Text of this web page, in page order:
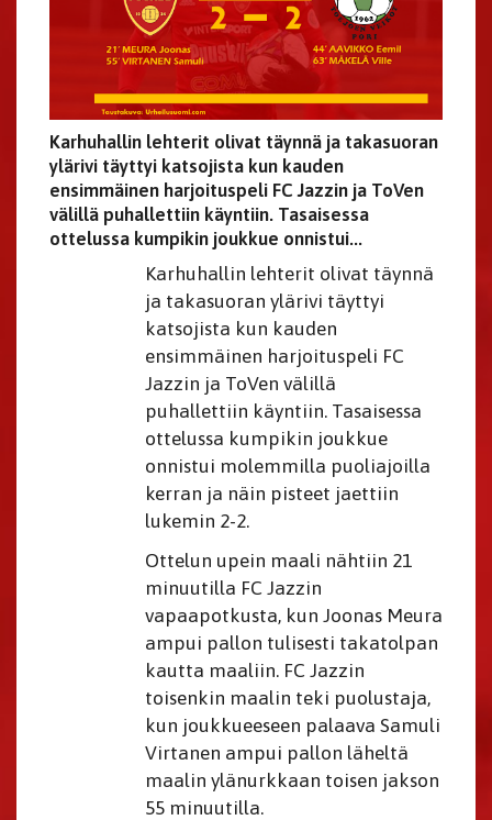
Karhuhallin lehterit olivat täynnä ja takasuoran
ylärivi täyttyi katsojista kun kauden
ensimmäinen harjoituspeli FC Jazzin ja ToVen
välillä puhallettiin käyntiin. Tasaisessa
ottelussa kumpikin joukkue onnistui...
Karhuhallin lehterit olivat täynnä
ja takasuoran ylärivi täyttyi
katsojista kun kauden
ensimmäinen harjoituspeli FC
Jazzin ja ToVen välillä
puhallettiin käyntiin. Tasaisessa
ottelussa kumpikin joukkue
onnistui molemmilla puoliajoilla
kerran ja näin pisteet jaettiin
lukemin 2-2.
Ottelun upein maali nähtiin 21
minuutilla FC Jazzin
vapaapotkusta, kun Joonas Meura
ampui pallon tulisesti takatolpan
kautta maaliin. FC Jazzin
toisenkin maalin teki puolustaja,
kun joukkueeseen palaava Samuli
Virtanen ampui pallon läheltä
maalin ylänurkkaan toisen jakson
55 minuutilla.